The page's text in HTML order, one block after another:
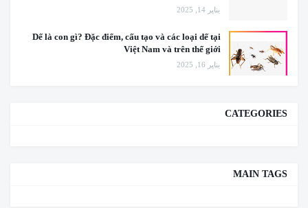
يناير 14, 2025
Dế là con gì? Đặc điểm, cấu tạo và các loại dế tại
Việt Nam và trên thế giới
يناير 16, 2025
CATEGORIES
MAIN TAGS